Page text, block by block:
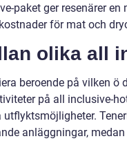
paket ger resenärer
för mat och
olika all
beroende på vilken ö
på all inclusive-
anläggningar,